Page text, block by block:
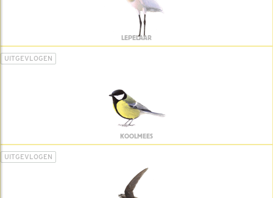
LEPELAAR
UITGEVLOGEN
KOOLMEES
UITGEVLOGEN